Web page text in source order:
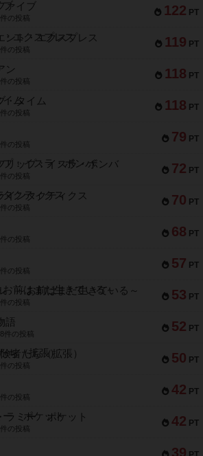
122 PT
ァイブ
1件の投稿
119 PT
ント・エクスプレス
1件の投稿
118 PT
ン
の投稿
118 PT
・タイム
の投稿
79 PT
1件の投稿
72 PT
リップ：イスラ・ボンバ
の投稿
70 PT
インタクティクス
の投稿
68 PT
1件の投稿
57 PT
1件の投稿
53 PT
～お前はまだ生きている～
1件の投稿
52 PT
語
18件の投稿
50 PT
者たち（拡張）
の投稿
42 PT
1件の投稿
42 PT
ラミー ポケット
の投稿
39